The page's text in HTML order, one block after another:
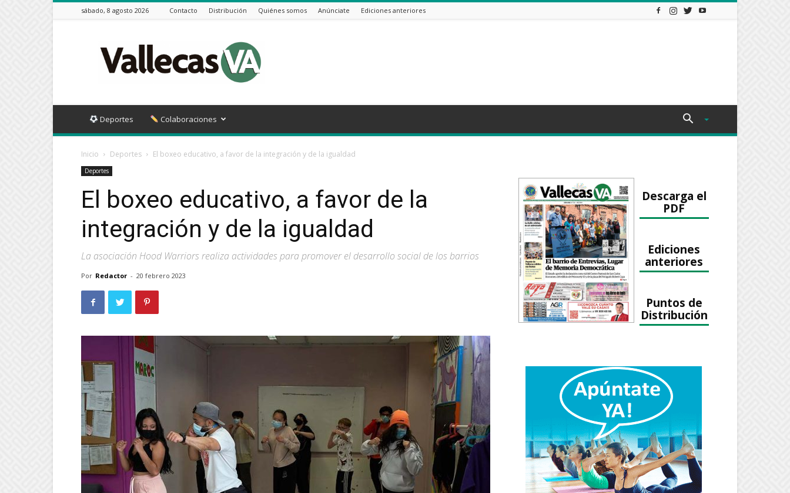
sábado, 8 agosto 2026 Contacto Distribución Quiénes somos Anúnciate Ediciones anteriores
VA
Deportes Colaboraciones
Inicio Deportes El boxeo educativo, a favor de la integración y de la igualdad
Deportes
El boxeo educativo, a favor de la
integración y de la igualdad
La asociación Hood Warriors realiza actividades para promover el desarrollo social de los barrios
Por Redactor - 20 febrero 2023
Descarga el
PDF
Ediciones
anteriores
Puntos de
Distribución